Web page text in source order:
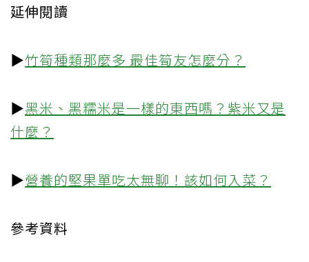
延伸閱讀
▶竹筍種類那麼多 最佳筍友怎麼分？
▶黑米、黑糯米是一樣的東西嗎？紫米又是
什麼？
▶營養的堅果單吃太無聊！該如何入菜？
參考資料